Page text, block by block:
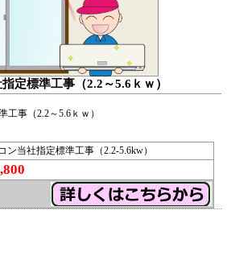
定標準工事（2.2～5.6ｋｗ）
事（2.2～5.6ｋｗ）
ン当社指定標準工事（2.2-5.6kw）